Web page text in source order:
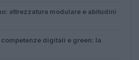
attrezzatura modulare e abitudini
digitali e green: la